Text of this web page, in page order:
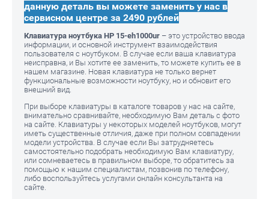
данную деталь вы можете заменить у нас в
сервисном центре за 2490 рублей
Клавиатура ноутбука HP 15-eh1000ur – это устройство ввода
информации, и основной инструмент взаимодействия
пользователя с ноутбуком. В случае если ваша клавиатура
неисправна, и Вы хотите ее заменить, то можете купить ее в
нашем магазине. Новая клавиатура не только вернет
функциональные возможности ноутбуку, но и обновит его
внешний вид.
При выборе клавиатуры в каталоге товаров у нас на сайте,
внимательно сравнивайте, необходимую Вам деталь с фото
на сайте. Клавиатуры у некоторых моделей ноутбуков, могут
иметь существенные отличия, даже при полном совпадении
модели устройства. В случае если Вы затрудняетесь
самостоятельно подобрать необходимую Вам клавиатуру,
или сомневаетесь в правильном выборе, то обратитесь за
помощью к нашим специалистам, позвонив по телефону,
либо воспользуйтесь услугами онлайн консультанта на
сайте.